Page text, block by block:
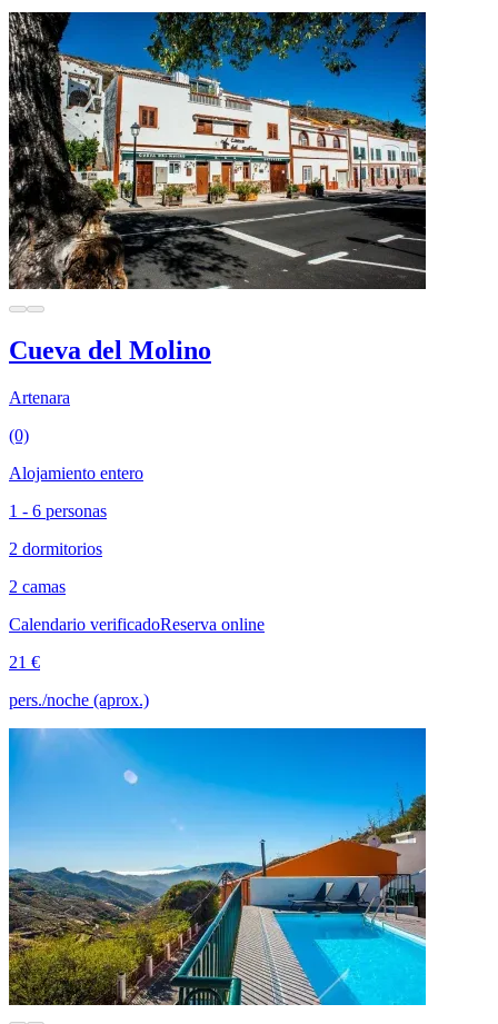
Cueva del Molino
Artenara
(0)
Alojamiento entero
1 - 6 personas
2 dormitorios
2 camas
Calendario verificadoReserva online
21 €
pers./noche (aprox.)